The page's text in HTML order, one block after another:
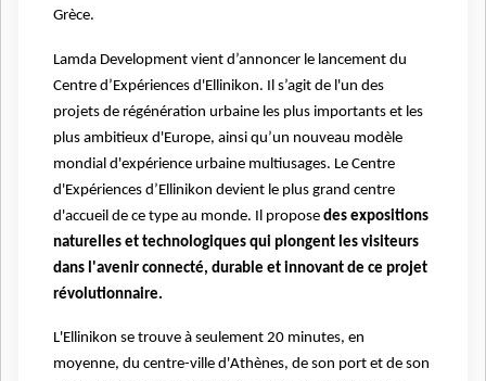
Grèce.
Lamda Development vient d’annoncer le lancement du
Centre d’Expériences d'Ellinikon. Il s’agit de l'un des
projets de régénération urbaine les plus importants et les
plus ambitieux d'Europe, ainsi qu’un nouveau modèle
mondial d'expérience urbaine multiusages. Le Centre
d'Expériences d’Ellinikon devient le plus grand centre
d'accueil de ce type au monde. Il propose des expositions
naturelles et technologiques qui plongent les visiteurs
dans l'avenir connecté, durable et innovant de ce projet
révolutionnaire.
L'Ellinikon se trouve à seulement 20 minutes, en
moyenne, du centre-ville d'Athènes, de son port et de son